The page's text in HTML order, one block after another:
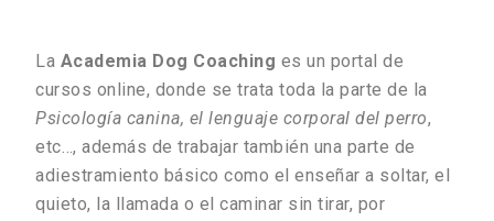
La Academia Dog Coaching es un portal de
cursos online, donde se trata toda la parte de la
Psicología canina, el lenguaje corporal del perro,
etc…, además de trabajar también una parte de
adiestramiento básico como el enseñar a soltar, el
quieto, la llamada o el caminar sin tirar, por